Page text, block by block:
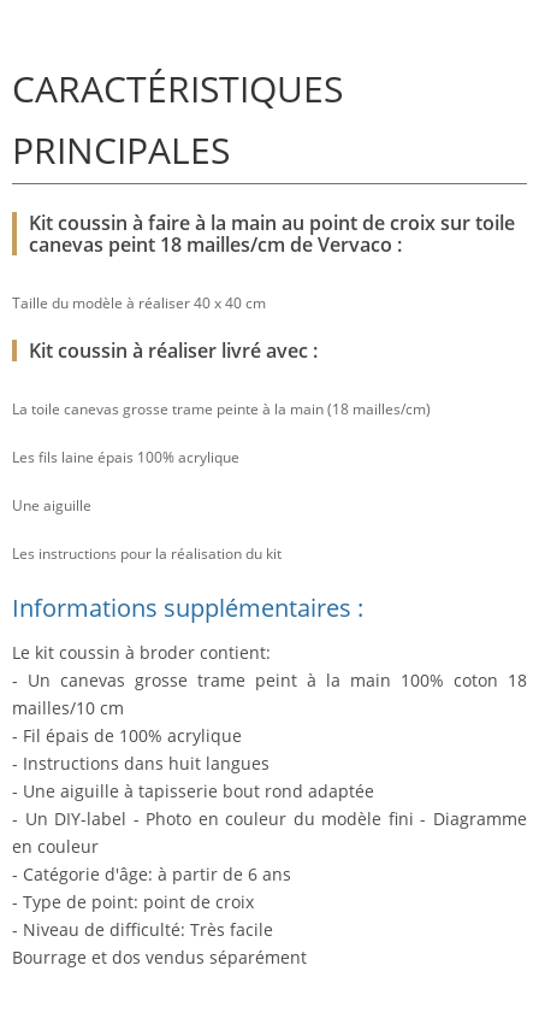
CARACTÉRISTIQUES
PRINCIPALES
Kit coussin à faire à la main au point de croix sur toile
canevas peint 18 mailles/cm de Vervaco :
Taille du modèle à réaliser 40 x 40 cm
Kit coussin à réaliser livré avec :
La toile canevas grosse trame peinte à la main (18 mailles/cm)
Les fils laine épais 100% acrylique
Une aiguille
Les instructions pour la réalisation du kit
Informations supplémentaires :
Le kit coussin à broder contient:
- Un canevas grosse trame peint à la main 100% coton 18
mailles/10 cm
- Fil épais de 100% acrylique
- Instructions dans huit langues
- Une aiguille à tapisserie bout rond adaptée
- Un DIY-label - Photo en couleur du modèle fini - Diagramme
en couleur
- Catégorie d'âge: à partir de 6 ans
- Type de point: point de croix
- Niveau de difficulté: Très facile
Bourrage et dos vendus séparément